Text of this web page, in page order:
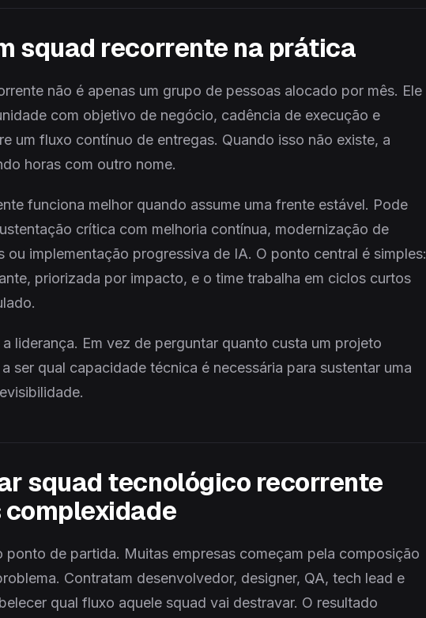
squad recorrente na prática
não é apenas um grupo de pessoas alocado por mês. Ele
com objetivo de negócio, cadência de execução e
um fluxo contínuo de entregas. Quando isso não existe, a
horas com outro nome.
funciona melhor quando assume uma frente estável. Pode
crítica com melhoria contínua, modernização de
implementação progressiva de IA. O ponto central é simples:
priorizada por impacto, e o time trabalha em ciclos curtos
liderança. Em vez de perguntar quanto custa um projeto
ser qual capacidade técnica é necessária para sustentar uma
squad tecnológico recorrente
ponto de partida. Muitas empresas começam pela composição
Contratam desenvolvedor, designer, QA, tech lead e
qual fluxo aquele squad vai destravar. O resultado